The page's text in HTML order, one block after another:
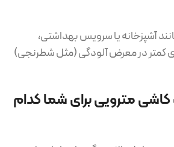
آشپزخانه یا سرویس بهداشتی،
کمتر در معرض آلودگی (مثل شطرنجی)
مترویی برای شما کدام